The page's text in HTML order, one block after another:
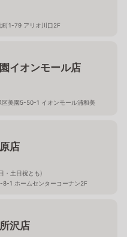
町1-79 アリオ川口2F
イオンモール店
区美園5-50-1 イオンモール浦和美
店
・土日祝とも)
8-1 ホームセンターコーナン2F
沢店